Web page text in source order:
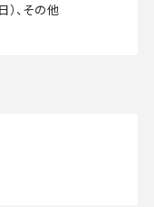
、その他